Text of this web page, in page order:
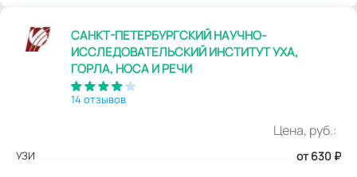
САНКТ-ПЕТЕРБУРГСКИЙ НАУЧНО-
ИССЛЕДОВАТЕЛЬСКИЙ ИНСТИТУТ УХА,
ГОРЛА, НОСА И РЕЧИ
14 отзывов
Цена, руб.:
УЗИ от 630 ₽